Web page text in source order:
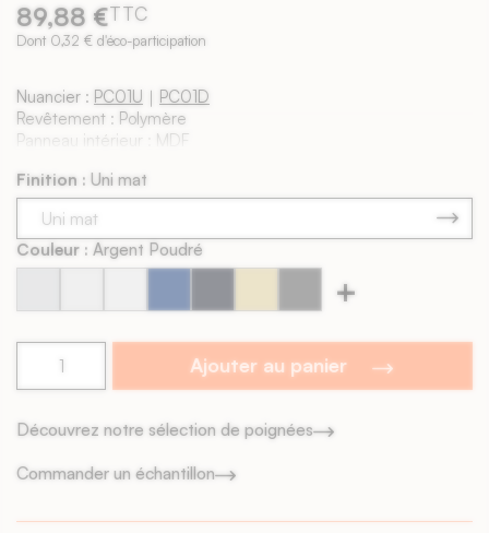
89,88 €TTC
Dont 0,32 € d'éco-participation
Nuancier : PC01U ｜ PC01D
Revêtement : Polymère
Panneau intérieur : MDF
Contreface : Blanche
Chants visibles : Non
Livraison : 4 à 6 semaines
Finition : Uni mat
Couleur : Argent Poudré
Poudré Perlé
Soie
AbyssalEncre
de
Satiné
+
Ajouter au panier
Découvrez notre sélection de poignées
Commander un échantillon